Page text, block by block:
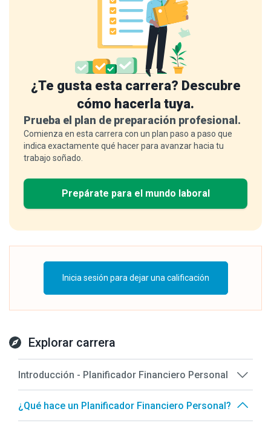
¿Te gusta esta carrera? Descubre
cómo hacerla tuya.
Prueba el plan de preparación profesional.
Comienza en esta carrera con un plan paso a paso que
indica exactamente qué hacer para avanzar hacia tu
trabajo soñado.
Prepárate para el mundo laboral
Inicia sesión para dejar una calificación
Explorar carrera
Introducción - Planificador Financiero Personal
¿Qué hace un Planificador Financiero Personal?